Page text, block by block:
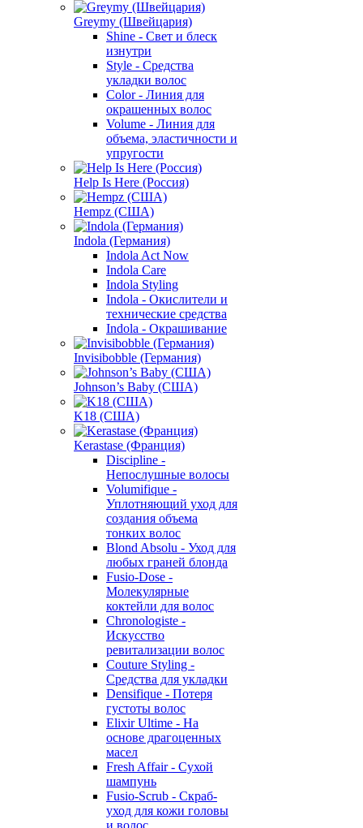
Greymy (Швейцария)
Shine - Свет и блеск
изнутри
Style - Средства
укладки волос
Color - Линия для
окрашенных волос
Volume - Линия для
объема, эластичности и
упругости
Help Is Here (Россия)
Hempz (США)
Indola (Германия)
Indola Act Now
Indola Care
Indola Styling
Indola - Окислители и
технические средства
Indola - Окрашивание
Invisibobble (Германия)
Johnson’s Baby (США)
K18 (США)
Kerastase (Франция)
Discipline -
Непослушные волосы
Volumifique -
Уплотняющий уход для
создания объема
тонких волос
Blond Absolu - Уход для
любых граней блонда
Fusio-Dose -
Молекулярные
коктейли для волос
Chronologiste -
Искусство
ревитализации волос
Couture Styling -
Средства для укладки
Densifique - Потеря
густоты волос
Elixir Ultime - На
основе драгоценных
масел
Fresh Affair - Сухой
шампунь
Fusio-Scrub - Скраб-
уход для кожи головы
и волос